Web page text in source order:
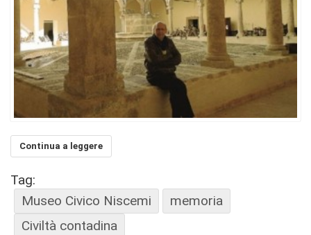
Continua a leggere
Tag:
Museo Civico Niscemi
memoria
Civiltà contadina